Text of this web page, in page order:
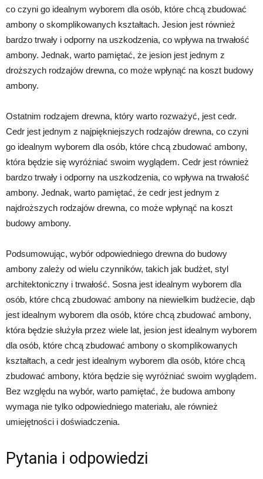
co czyni go idealnym wyborem dla osób, które chcą zbudować
ambony o skomplikowanych kształtach. Jesion jest również
bardzo trwały i odporny na uszkodzenia, co wpływa na trwałość
ambony. Jednak, warto pamiętać, że jesion jest jednym z
droższych rodzajów drewna, co może wpłynąć na koszt budowy
ambony.
Ostatnim rodzajem drewna, który warto rozważyć, jest cedr.
Cedr jest jednym z najpiękniejszych rodzajów drewna, co czyni
go idealnym wyborem dla osób, które chcą zbudować ambony,
która będzie się wyróżniać swoim wyglądem. Cedr jest również
bardzo trwały i odporny na uszkodzenia, co wpływa na trwałość
ambony. Jednak, warto pamiętać, że cedr jest jednym z
najdroższych rodzajów drewna, co może wpłynąć na koszt
budowy ambony.
Podsumowując, wybór odpowiedniego drewna do budowy
ambony zależy od wielu czynników, takich jak budżet, styl
architektoniczny i trwałość. Sosna jest idealnym wyborem dla
osób, które chcą zbudować ambony na niewielkim budżecie, dąb
jest idealnym wyborem dla osób, które chcą zbudować ambony,
która będzie służyła przez wiele lat, jesion jest idealnym wyborem
dla osób, które chcą zbudować ambony o skomplikowanych
kształtach, a cedr jest idealnym wyborem dla osób, które chcą
zbudować ambony, która będzie się wyróżniać swoim wyglądem.
Bez względu na wybór, warto pamiętać, że budowa ambony
wymaga nie tylko odpowiedniego materiału, ale również
umiejętności i doświadczenia.
Pytania i odpowiedzi